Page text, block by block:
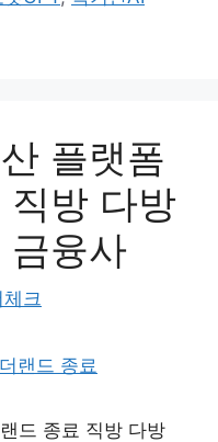
플랫폼
직방 다방
금융사
체크
드 종료 직방 다방